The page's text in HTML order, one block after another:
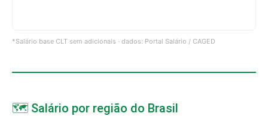
*Salário base CLT sem adicionais · dados: Portal Salário / CAGED
🗺️ Salário por região do Brasil